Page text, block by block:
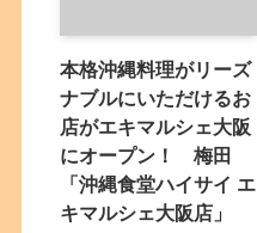
本格沖縄料理がリーズ
ナブルにいただけるお
店がエキマルシェ大阪
にオープン！ 梅田
「沖縄食堂ハイサイ エ
キマルシェ大阪店」